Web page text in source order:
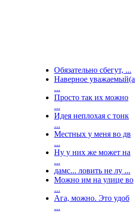
Обязательно сбегут, ...
Наверное уважаемый(а
...
Просто так их можно
...
Идея неплохая с тонк
...
Местных у меня во дв
...
Ну у них же может на
...
дамс... ловить не лу ...
Можно им на улице во
...
Ага, можно. Это удоб
...